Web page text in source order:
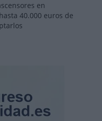
en
40.000 euros de